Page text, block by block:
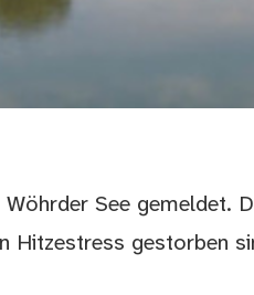
See gemeldet.
Hitzestress gestorben